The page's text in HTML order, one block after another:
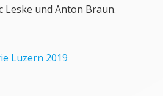
Kampf: Der Deutschland-Achter ist